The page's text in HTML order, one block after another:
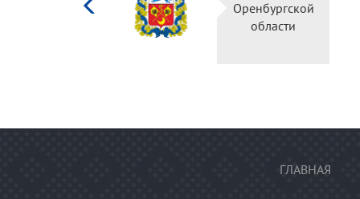
Оренбургской
области
ГЛАВНАЯ